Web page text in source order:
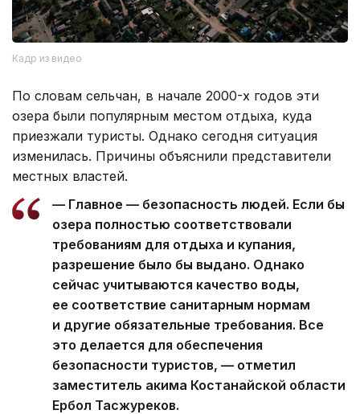
Кадр из видео
По словам сельчан, в начале 2000-х годов эти
озера были популярным местом отдыха, куда
приезжали туристы. Однако сегодня ситуация
изменилась. Причины объяснили представители
местных властей.
— Главное — безопасность людей. Если бы
озера полностью соответствовали
требованиям для отдыха и купания,
разрешение было бы выдано. Однако
сейчас учитываются качество воды,
ее соответствие санитарным нормам
и другие обязательные требования. Все
это делается для обеспечения
безопасности туристов, — отметил
заместитель акима Костанайской области
Ербол Тасжуреков.